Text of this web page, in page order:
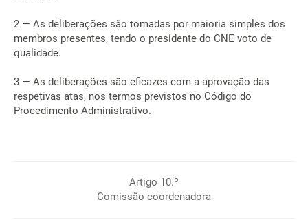
2 — As deliberações são tomadas por maioria simples dos
membros presentes, tendo o presidente do CNE voto de
qualidade.
3 — As deliberações são eficazes com a aprovação das
respetivas atas, nos termos previstos no Código do
Procedimento Administrativo.
Artigo 10.º
Comissão coordenadora